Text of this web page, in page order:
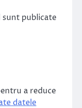
publicate
a reduce
datele